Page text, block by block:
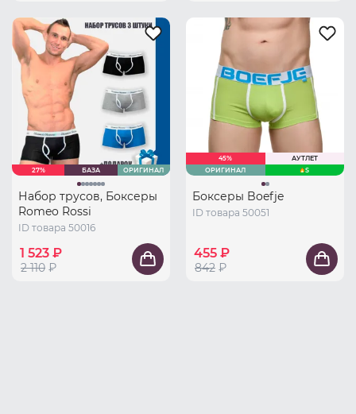
27% БАЗА ОРИГИНАЛ
Набор трусов, Боксеры
Romeo Rossi
ID товара 50016
1 523 ₽
2 110 ₽
45%
АУТЛЕТ
ОРИГИНАЛ
S
Боксеры Boefje
ID товара 50051
455 ₽
842 ₽